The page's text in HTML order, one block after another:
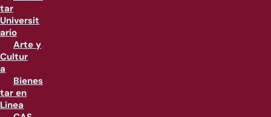
tar
Universit
ario
Arte y
Cultur
a
Bienes
tar en
Linea